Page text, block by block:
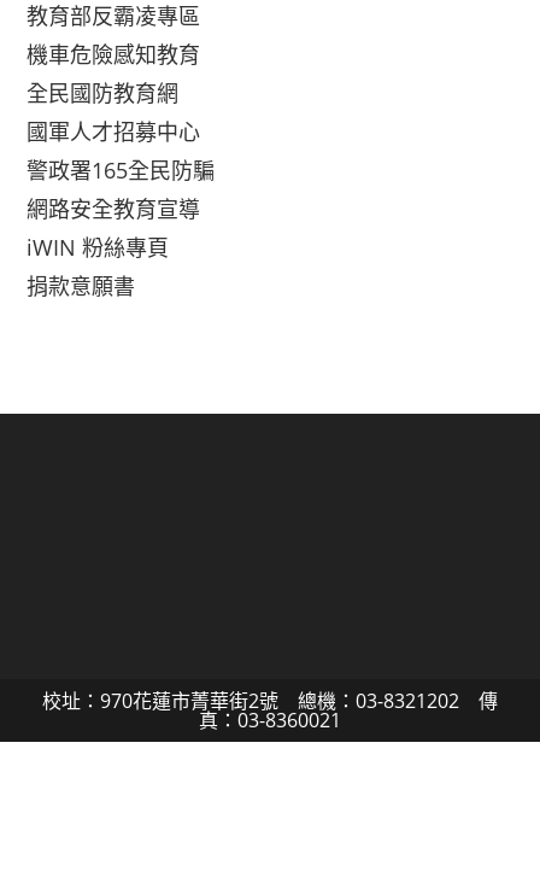
教育部反霸凌專區
機車危險感知教育
全民國防教育網
國軍人才招募中心
警政署165全民防騙
網路安全教育宣導
iWIN 粉絲專頁
捐款意願書
校址：970花蓮市菁華街2號 總機：03-8321202 傳
真：03-8360021